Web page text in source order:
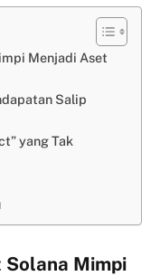
Menjadi Aset
Salip
yang Tak
Solana Mimpi